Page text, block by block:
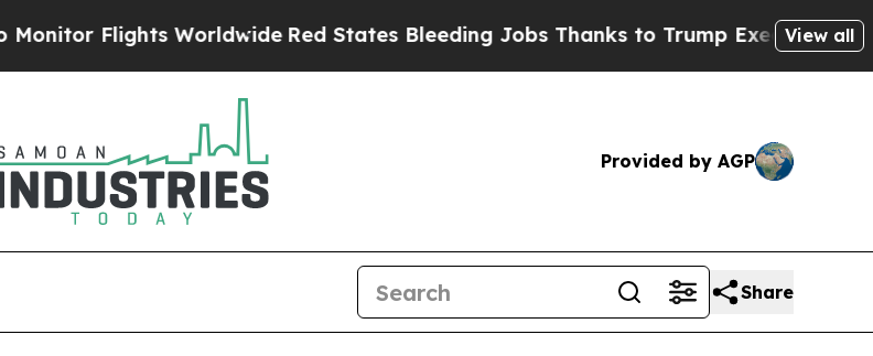
Flights WorldwideRed States Bleeding Jobs Thanks to Trump Executive Order
View all
Provided by AGP
Share